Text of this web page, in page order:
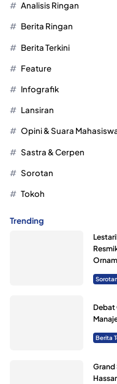
Analisis Ringan
Berita Ringan
Berita Terkini
Feature
Infografik
Lansiran
Opini & Suara
Sastra & Cerpen
Sorotan
Tokoh
Trending
Sorotan
Debat
Berita
Grand